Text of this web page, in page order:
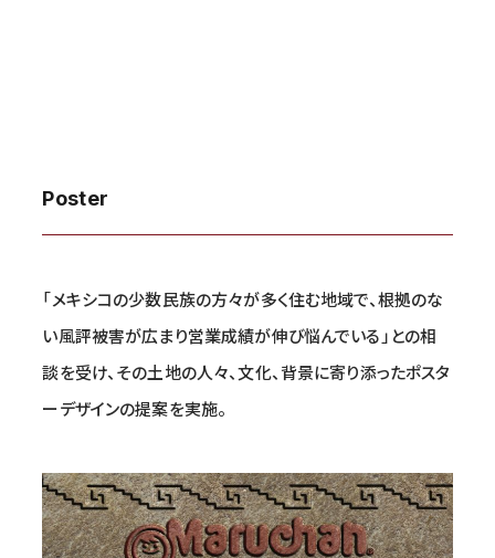
Poster
「メキシコの少数民族の方々が多く住む地域で、根拠のな
い風評被害が広まり営業成績が伸び悩んでいる」との相
談を受け、その土地の人々、文化、背景に寄り添ったポスタ
ーデザインの提案を実施。